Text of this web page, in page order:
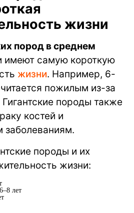
жизни
пород в среднем
имеют самую короткую
жизни. Например, 6-
пожилым из-за
породы также
костей и
заболеваниям.
породы и их
жизни:
лет